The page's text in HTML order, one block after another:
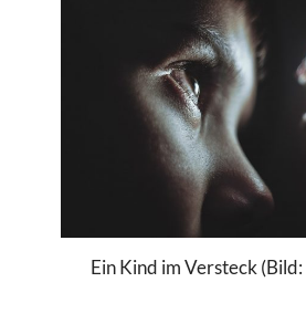
Ein Kind im Versteck (Bild: